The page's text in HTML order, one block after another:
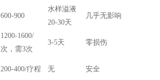
600-900
水样溢液
20-30天
几乎无影响
1200-1600/
次，需3次
3-5天 零损伤
200-400/疗程 无 安全